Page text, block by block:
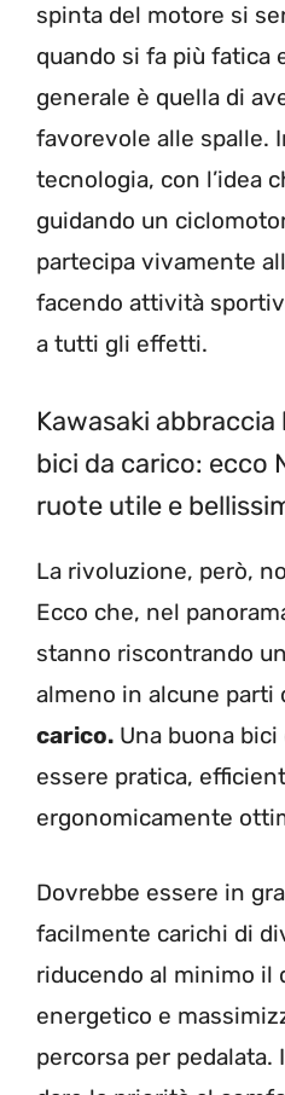
spinta del motore si
quando si fa più fatica
generale è quella di
favorevole alle spalle.
tecnologia, con l’idea
guidando un
partecipa vivamente
facendo attività
a tutti gli effetti.
Kawasaki
bici da carico: ecco
ruote utile e
La rivoluzione, però,
Ecco che, nel
stanno riscontrando
almeno in alcune parti
carico. Una buona
essere pratica,
ergonomicamente
Dovrebbe essere in
facilmente carichi di
riducendo al minimo il
energetico e
percorsa per pedalata.